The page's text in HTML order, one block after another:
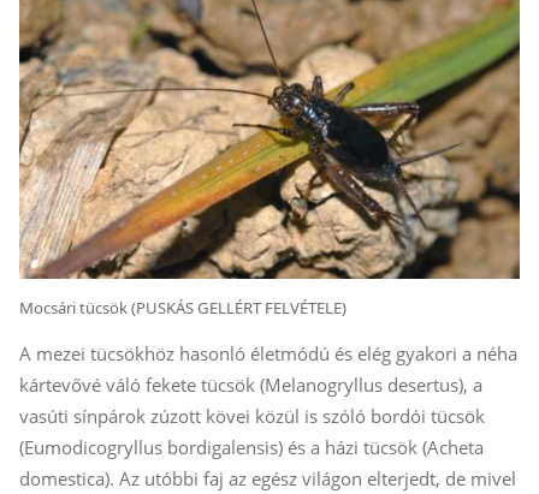
Mocsári tücsök (PUSKÁS GELLÉRT FELVÉTELE)
A mezei tücsökhöz hasonló életmódú és elég gyakori a néha
kártevővé váló fekete tücsök (Melanogryllus desertus), a
vasúti sínpárok zúzott kövei közül is szóló bordói tücsök
(Eumodicogryllus bordigalensis) és a házi tücsök (Acheta
domestica). Az utóbbi faj az egész világon elterjedt, de mivel